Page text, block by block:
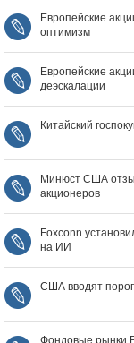
Европейские
оптимизм
Европейские
деэскалации
Китайский
Минюст США
акционеров
Foxconn
на ИИ
США вводят
Фондовые рынки